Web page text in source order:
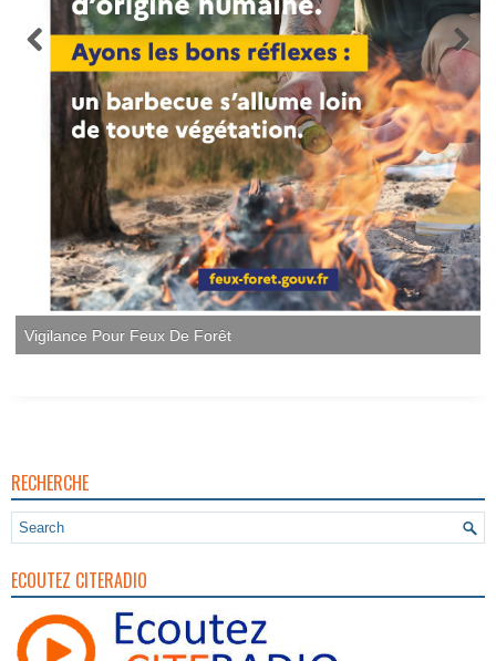
Vigilance Pour Feux De Forêt
RECHERCHE
ECOUTEZ CITERADIO